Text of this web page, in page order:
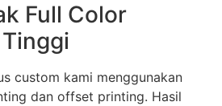
Full Color
custom kami menggunakan
dan offset printing. Hasil